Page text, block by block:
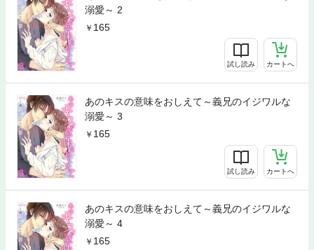
溺愛～ 2
165
試し読み カートへ
あのキスの意味をおしえて～義兄のイジワルな
溺愛～ 3
165
試し読み カートへ
あのキスの意味をおしえて～義兄のイジワルな
溺愛～ 4
165